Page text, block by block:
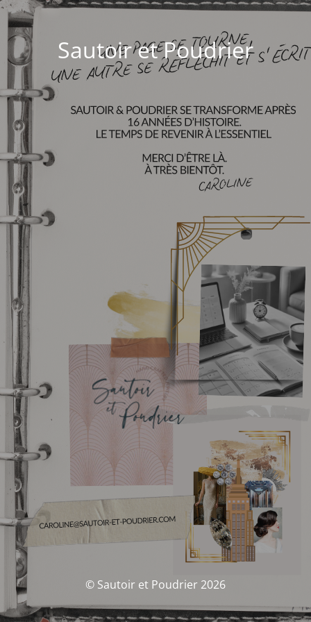
Sautoir et Poudrier
© Sautoir et Poudrier 2026